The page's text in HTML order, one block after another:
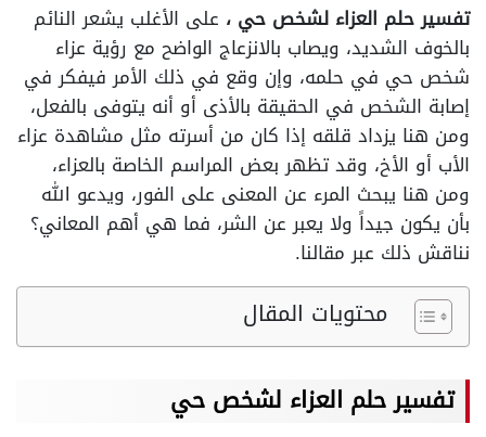
تفسير حلم العزاء لشخص حي ، على الأغلب يشعر النائم
بالخوف الشديد، ويصاب بالانزعاج الواضح مع رؤية عزاء
شخص حي في حلمه، وإن وقع في ذلك الأمر فيفكر في
إصابة الشخص في الحقيقة بالأذى أو أنه يتوفى بالفعل،
ومن هنا يزداد قلقه إذا كان من أسرته مثل مشاهدة عزاء
الأب أو الأخ، وقد تظهر بعض المراسم الخاصة بالعزاء،
ومن هنا يبحث المرء عن المعنى على الفور، ويدعو الله
بأن يكون جيداً ولا يعبر عن الشر، فما هي أهم المعاني؟
نناقش ذلك عبر مقالنا.
محتويات المقال
تفسير حلم العزاء لشخص حي